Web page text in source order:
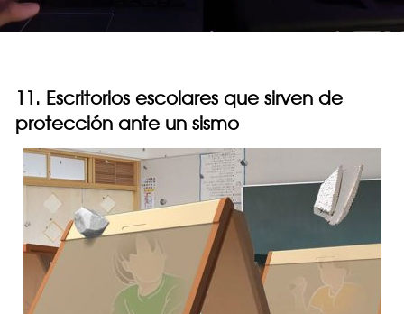
11. Escritorios escolares que sirven de
protección ante un sismo